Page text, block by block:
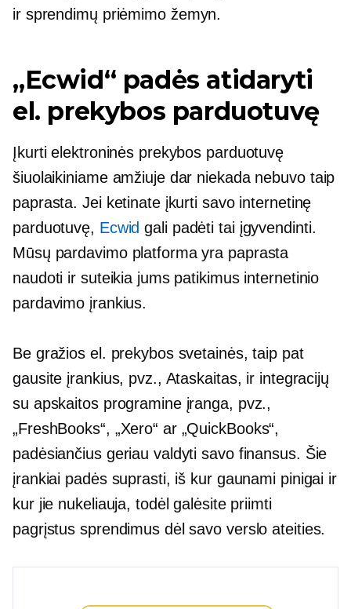
ir sprendimų priėmimožemyn.
„Ecwid“ padės atidaryti
el. prekybos parduotuvę
Įkurti elektroninės prekybos parduotuvę
šiuolaikiniame amžiuje dar niekada nebuvo taip
paprasta. Jei ketinate įkurti savo internetinę
parduotuvę, Ecwid gali padėti tai įgyvendinti.
Mūsų pardavimo platforma yra paprasta
naudoti ir suteikia jums patikimus internetinio
pardavimo įrankius.
Be gražios el. prekybos svetainės, taip pat
gausite įrankius, pvz., Ataskaitas, ir integracijų
su apskaitos programine įranga, pvz.,
„FreshBooks“, „Xero“ ar „QuickBooks“,
padėsiančius geriau valdyti savo finansus. Šie
įrankiai padės suprasti, iš kur gaunami pinigai ir
kur jie nukeliauja, todėl galėsite priimti
pagrįstus sprendimus dėl savo verslo ateities.